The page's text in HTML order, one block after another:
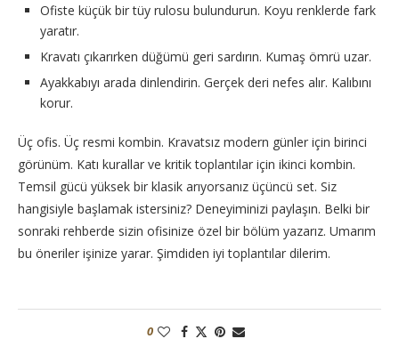
Ofiste küçük bir tüy rulosu bulundurun. Koyu renklerde fark
yaratır.
Kravatı çıkarırken düğümü geri sardırın. Kumaş ömrü uzar.
Ayakkabıyı arada dinlendirin. Gerçek deri nefes alır. Kalıbını
korur.
Üç ofis. Üç resmi kombin. Kravatsız modern günler için birinci
görünüm. Katı kurallar ve kritik toplantılar için ikinci kombin.
Temsil gücü yüksek bir klasik arıyorsanız üçüncü set. Siz
hangisiyle başlamak istersiniz? Deneyiminizi paylaşın. Belki bir
sonraki rehberde sizin ofisinize özel bir bölüm yazarız. Umarım
bu öneriler işinize yarar. Şimdiden iyi toplantılar dilerim.
0